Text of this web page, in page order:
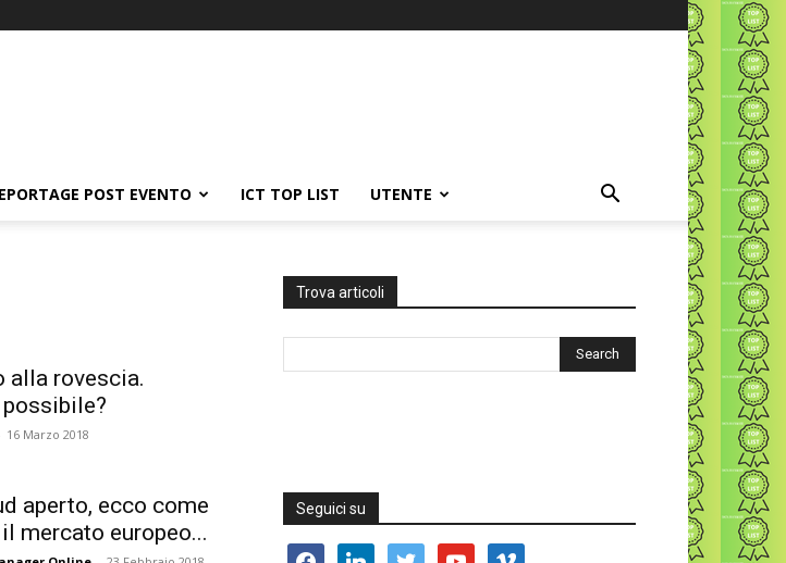
POST EVENTO ICT TOP LIST UTENTE
alla rovescia.
16 Marzo 2018
aperto, ecco come
mercato europeo...
Trova articoli
Seguici su
facebooklinkedin twitter youtube vimeo